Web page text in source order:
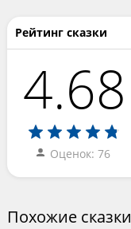
Рейтинг сказки
4.68
Оценок: 76
Похожие сказки